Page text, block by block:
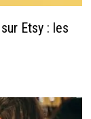
Etsy : les